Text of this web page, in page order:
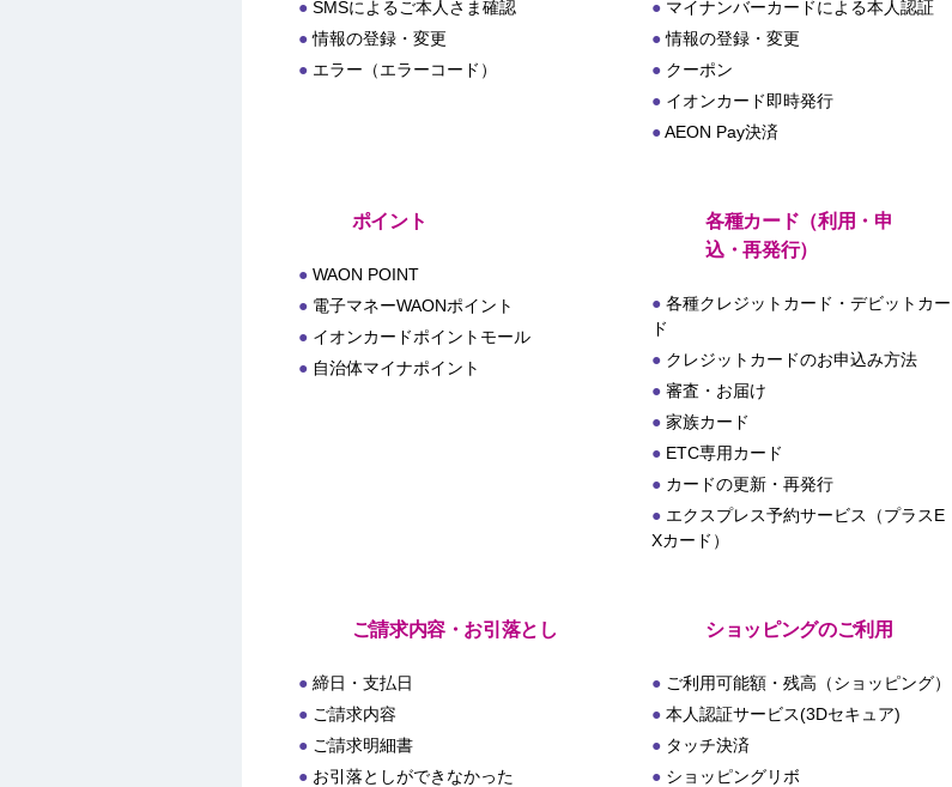
SMSによるご本人さま確認
情報の登録・変更
エラー（エラーコード）
マイナンバーカードによる本人認証
情報の登録・変更
クーポン
イオンカード即時発行
AEON Pay決済
ポイント
WAON POINT
電子マネーWAONポイント
イオンカードポイントモール
自治体マイナポイント
各種カード（利用・申
込・再発行）
各種クレジットカード・デビットカー
ド
クレジットカードのお申込み方法
審査・お届け
家族カード
ETC専用カード
カードの更新・再発行
エクスプレス予約サービス（プラスE
Xカード）
ご請求内容・お引落とし
締日・支払日
ご請求内容
ご請求明細書
お引落としができなかった
ショッピングのご利用
ご利用可能額・残高（ショッピング）
本人認証サービス(3Dセキュア)
タッチ決済
ショッピングリボ